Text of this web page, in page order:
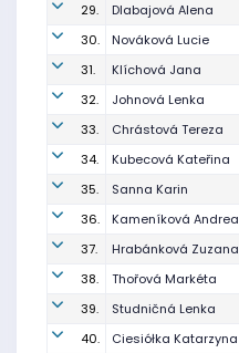
29.
Dlabajová Alena
30.
Nováková Lucie
31.
Klíchová Jana
32.
Johnová Lenka
33.
Chrástová Tereza
34.
Kubecová Kateřina
35.
Sanna Karin
36.
Kameníková Andrea
37.
Hrabánková Zuzana
38.
Thořová Markéta
39.
Studničná Lenka
40.
Ciesiółka Katarzyna